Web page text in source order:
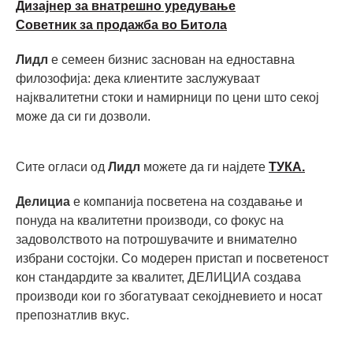
Дизајнер за внатрешно уредување
Советник за продажба во Битола
Лидл е семеен бизнис заснован на едноставна
филозофија: дека клиентите заслужуваат
најквалитетни стоки и намирници по цени што секој
може да си ги дозволи.
Сите огласи од Лидл можете да ги најдете ТУКА.
Делициа е компанија посветена на создавање и
понуда на квалитетни производи, со фокус на
задоволството на потрошувачите и внимателно
избрани состојки. Со модерен пристап и посветеност
кон стандардите за квалитет, ДЕЛИЦИА создава
производи кои го збогатуваат секојдневието и носат
препознатлив вкус.